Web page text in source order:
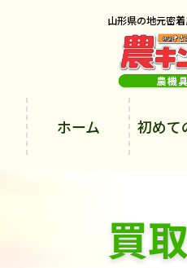
山形県の地元密
ホーム 初めて
買